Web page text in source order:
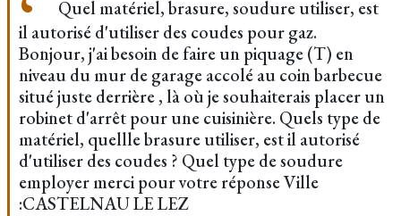
Quel matériel, brasure, soudure utiliser, est
il autorisé d'utiliser des coudes pour gaz.
Bonjour, j'ai besoin de faire un piquage (T) en
niveau du mur de garage accolé au coin barbecue
situé juste derrière , là où je souhaiterais placer un
robinet d'arrêt pour une cuisinière. Quels type de
matériel, quellle brasure utiliser, est il autorisé
d'utiliser des coudes ? Quel type de soudure
employer merci pour votre réponse Ville
:CASTELNAU LE LEZ